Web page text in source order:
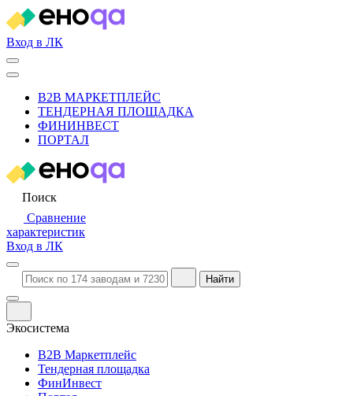
Вход в ЛК
B2B МАРКЕТПЛЕЙС
ТЕНДЕРНАЯ ПЛОЩАДКА
ФИНИНВЕСТ
ПОРТАЛ
Поиск
Сравнение
характеристик
Вход в ЛК
Найти
Экосистема
B2B Маркетплейс
Тендерная площадка
ФинИнвест